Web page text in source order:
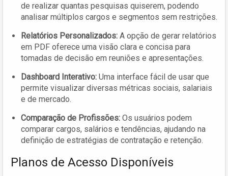
de realizar quantas pesquisas quiserem, podendo
analisar múltiplos cargos e segmentos sem restrições.
Relatórios Personalizados: A opção de gerar relatórios
em PDF oferece uma visão clara e concisa para
tomadas de decisão em reuniões e apresentações.
Dashboard Interativo: Uma interface fácil de usar que
permite visualizar diversas métricas sociais, salariais
e de mercado.
Comparação de Profissões: Os usuários podem
comparar cargos, salários e tendências, ajudando na
definição de estratégias de contratação e retenção.
Planos de Acesso Disponíveis